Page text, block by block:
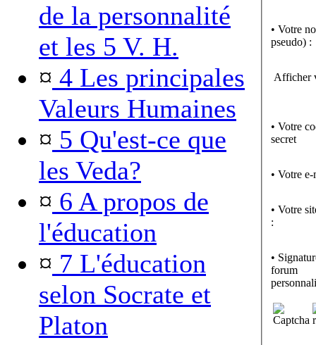
de la personnalité
et les 5 V. H.
¤ 4 Les principales
Valeurs Humaines
¤ 5 Qu'est-ce que
les Veda?
¤ 6 A propos de
l'éducation
¤ 7 L'éducation
selon Socrate et
Platon
• Votre
pseudo) :
Afficher
• Votre
secret
• Votre
• Votre
:
•
forum